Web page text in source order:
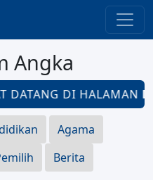
Angka
DATANG DI HALAMAN
Agama
Berita